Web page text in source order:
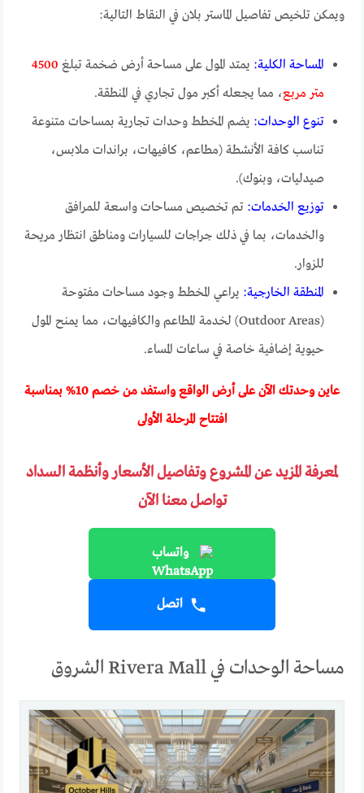
ويمكن تلخيص تفاصيل الماستر بلان في النقاط التالية:
المساحة الكلية: يمتد المول على مساحة أرض ضخمة تبلغ 4500
متر مربع، مما يجعله أكبر مول تجاري في المنطقة.
تنوع الوحدات: يضم المخطط وحدات تجارية بمساحات متنوعة
تناسب كافة الأنشطة (مطاعم، كافيهات، براندات ملابس،
صيدليات، وبنوك).
توزيع الخدمات: تم تخصيص مساحات واسعة للمرافق
والخدمات، بما في ذلك جراجات للسيارات ومناطق انتظار مريحة
للزوار.
المنطقة الخارجية: يراعي المخطط وجود مساحات مفتوحة
(Outdoor Areas) لخدمة المطاعم والكافيهات، مما يمنح المول
حيوية إضافية خاصة في ساعات المساء.
عاين وحدتك الآن على أرض الواقع واستفد من خصم 10% بمناسبة
افتتاح المرحلة الأولى
لمعرفة المزيد عن المشروع وتفاصيل الأسعار وأنظمة السداد
تواصل معنا الآن
واتساب
اتصل
مساحة الوحدات في Rivera Mall الشروق